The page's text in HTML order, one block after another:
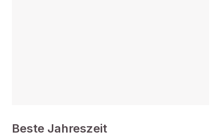
Beste Jahreszeit